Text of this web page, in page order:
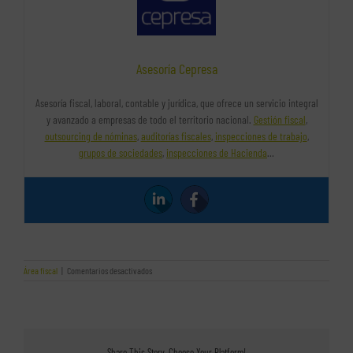
Asesoría Cepresa
Asesoría fiscal, laboral, contable y jurídica, que ofrece un servicio integral
y avanzado a empresas de todo el territorio nacional. Gestión fiscal,
outsourcing de nóminas,auditorías fiscales, inspecciones de trabajo,
grupos de sociedades, inspecciones de Hacienda…
Área fiscal | Comentarios desactivadosen